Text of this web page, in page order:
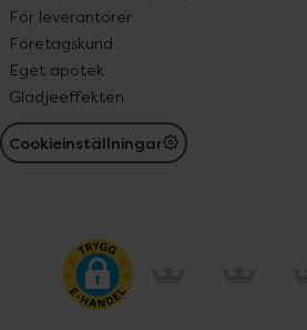
För leverantörer
Företagskund
Eget apotek
Glädjeeffekten
Cookieinställningar